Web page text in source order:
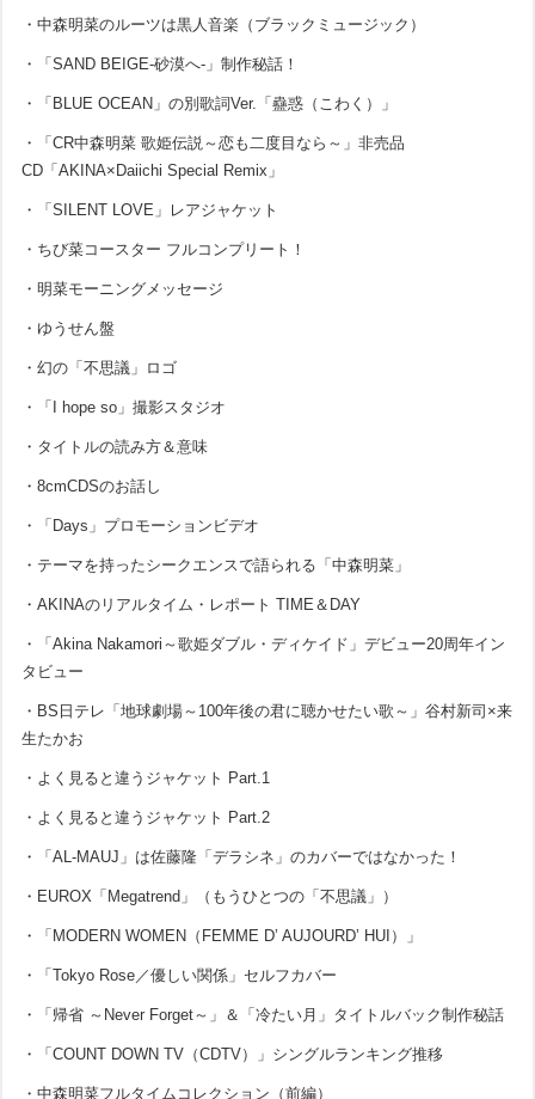
・中森明菜のルーツは黒人音楽（ブラックミュージック）
・「SAND BEIGE-砂漠へ-」制作秘話！
・「BLUE OCEAN」の別歌詞Ver.「蠱惑（こわく）」
・「CR中森明菜 歌姫伝説～恋も二度目なら～」非売品
CD「AKINA×Daiichi Special Remix」
・「SILENT LOVE」レアジャケット
・ちび菜コースター フルコンプリート！
・明菜モーニングメッセージ
・ゆうせん盤
・幻の「不思議」ロゴ
・「I hope so」撮影スタジオ
・タイトルの読み方＆意味
・8cmCDSのお話し
・「Days」プロモーションビデオ
・テーマを持ったシークエンスで語られる「中森明菜」
・AKINAのリアルタイム・レポート TIME＆DAY
・「Akina Nakamori～歌姫ダブル・ディケイド」デビュー20周年イン
タビュー
・BS日テレ「地球劇場～100年後の君に聴かせたい歌～」谷村新司×来
生たかお
・よく見ると違うジャケット Part.1
・よく見ると違うジャケット Part.2
・「AL-MAUJ」は佐藤隆「デラシネ」のカバーではなかった！
・EUROX「Megatrend」（もうひとつの「不思議」）
・「MODERN WOMEN（FEMME D’ AUJOURD’ HUI）」
・「Tokyo Rose／優しい関係」セルフカバー
・「帰省 ～Never Forget～」＆「冷たい月」タイトルバック制作秘話
・「COUNT DOWN TV（CDTV）」シングルランキング推移
・中森明菜フルタイムコレクション（前編）